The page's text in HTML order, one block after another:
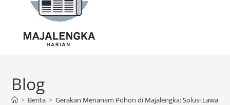
Blog
> Berita > Gerakan Menanam Pohon di Majalengka: Solusi Lawan